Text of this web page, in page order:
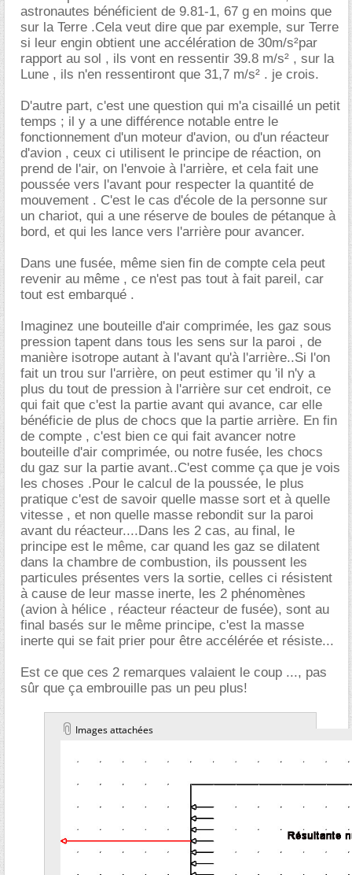
astronautes bénéficient de 9.81-1, 67 g en moins que
sur la Terre .Cela veut dire que par exemple, sur Terre
si leur engin obtient une accélération de 30m/s²par
rapport au sol , ils vont en ressentir 39.8 m/s² , sur la
Lune , ils n'en ressentiront que 31,7 m/s² . je crois.
D'autre part, c'est une question qui m'a cisaillé un petit
temps ; il y a une différence notable entre le
fonctionnement d'un moteur d'avion, ou d'un réacteur
d'avion , ceux ci utilisent le principe de réaction, on
prend de l'air, on l'envoie à l'arrière, et cela fait une
poussée vers l'avant pour respecter la quantité de
mouvement . C'est le cas d'école de la personne sur
un chariot, qui a une réserve de boules de pétanque à
bord, et qui les lance vers l'arrière pour avancer.
Dans une fusée, même sien fin de compte cela peut
revenir au même , ce n'est pas tout à fait pareil, car
tout est embarqué .
Imaginez une bouteille d'air comprimée, les gaz sous
pression tapent dans tous les sens sur la paroi , de
manière isotrope autant à l'avant qu'à l'arrière..Si l'on
fait un trou sur l'arrière, on peut estimer qu 'il n'y a
plus du tout de pression à l'arrière sur cet endroit, ce
qui fait que c'est la partie avant qui avance, car elle
bénéficie de plus de chocs que la partie arrière. En fin
de compte , c'est bien ce qui fait avancer notre
bouteille d'air comprimée, ou notre fusée, les chocs
du gaz sur la partie avant..C'est comme ça que je vois
les choses .Pour le calcul de la poussée, le plus
pratique c'est de savoir quelle masse sort et à quelle
vitesse , et non quelle masse rebondit sur la paroi
avant du réacteur....Dans les 2 cas, au final, le
principe est le même, car quand les gaz se dilatent
dans la chambre de combustion, ils poussent les
particules présentes vers la sortie, celles ci résistent
à cause de leur masse inerte, les 2 phénomènes
(avion à hélice , réacteur réacteur de fusée), sont au
final basés sur le même principe, c'est la masse
inerte qui se fait prier pour être accélérée et résiste...
Est ce que ces 2 remarques valaient le coup ..., pas
sûr que ça embrouille pas un peu plus!
Images attachées